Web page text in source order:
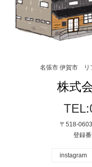
名張市 伊賀市 リ
株式
〒518-
登録
instagram